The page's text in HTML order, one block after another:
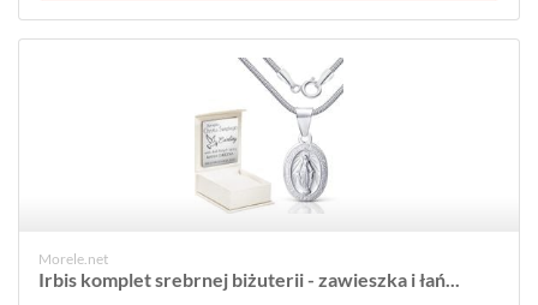
Morele.net
Irbis komplet srebrnej biżuterii - zawieszka i łań...